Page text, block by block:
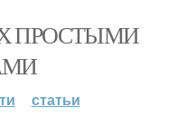
ПРОСТЫМИ
статьи